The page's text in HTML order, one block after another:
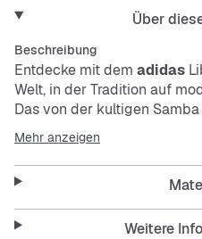
Über
Beschreibung
Entdecke mit dem adidas
Welt, in der Tradition auf
Das von der kultigen
Modell für Kinder und
Einflüsse, von
Jetzt wurde der Schuh in
London neu aufgelegt und
Sweet Issie Print versehen,
Mehr anzeigen
Weitere